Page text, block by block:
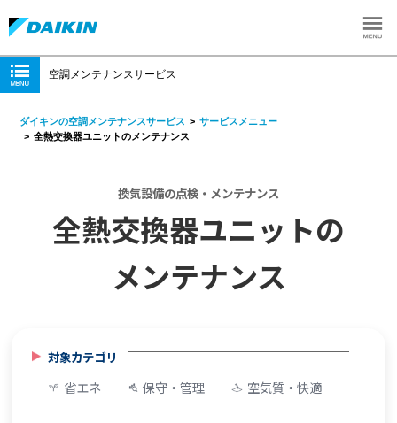
空調メンテナンスサービス
ダイキンの空調メンテナンスサービス
サービスメニュー
全熱交換器ユニットのメンテナンス
換気設備の点検・メンテナンス
全熱交換器ユニットの
メンテナンス
対象カテゴリ
省エネ 保守・管理 空気質・快適